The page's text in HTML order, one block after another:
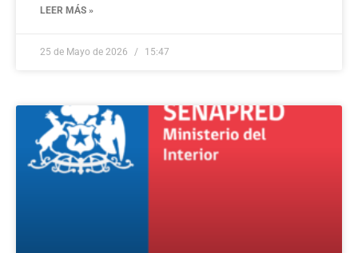
LEER MÁS »
25 de Mayo de 2026 15:47